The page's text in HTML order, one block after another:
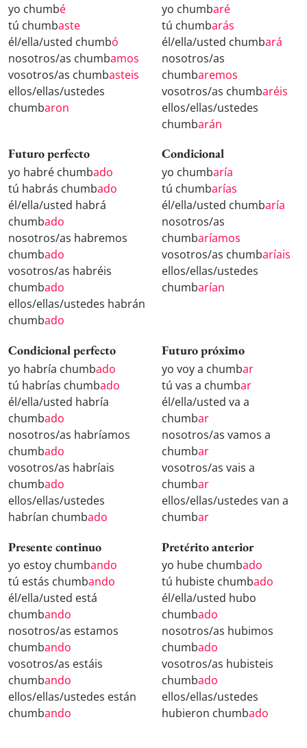
yo chumbé
tú chumbaste
él/ella/usted chumbó
nosotros/as chumbamos
vosotros/as chumbasteis
ellos/ellas/ustedes
chumbaron
yo chumbaré
tú chumbarás
él/ella/usted chumbará
nosotros/as
chumbaremos
vosotros/as chumbaréis
ellos/ellas/ustedes
chumbarán
Futuro perfecto
yo habré chumbado
tú habrás chumbado
él/ella/usted habrá
chumbado
nosotros/as habremos
chumbado
vosotros/as habréis
chumbado
ellos/ellas/ustedes habrán
chumbado
Condicional
yo chumbaría
tú chumbarías
él/ella/usted chumbaría
nosotros/as
chumbaríamos
vosotros/as chumbaríais
ellos/ellas/ustedes
chumbarían
Condicional perfecto
yo habría chumbado
tú habrías chumbado
él/ella/usted habría
chumbado
nosotros/as habríamos
chumbado
vosotros/as habríais
chumbado
ellos/ellas/ustedes
habrían chumbado
Futuro próximo
yo voy a chumbar
tú vas a chumbar
él/ella/usted va a
chumbar
nosotros/as vamos a
chumbar
vosotros/as vais a
chumbar
ellos/ellas/ustedes van a
chumbar
Presente continuo
yo estoy chumbando
tú estás chumbando
él/ella/usted está
chumbando
nosotros/as estamos
chumbando
vosotros/as estáis
chumbando
ellos/ellas/ustedes están
chumbando
Pretérito anterior
yo hube chumbado
tú hubiste chumbado
él/ella/usted hubo
chumbado
nosotros/as hubimos
chumbado
vosotros/as hubisteis
chumbado
ellos/ellas/ustedes
hubieron chumbado